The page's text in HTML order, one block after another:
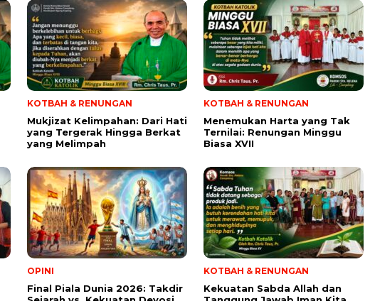
KOTBAH & RENUNGAN
Mukjizat Kelimpahan: Dari Hati
yang Tergerak Hingga Berkat
yang Melimpah
KOTBAH & RENUNGAN
Menemukan Harta yang Tak
Ternilai: Renungan Minggu
Biasa XVII
OPINI
Final Piala Dunia 2026: Takdir
KOTBAH & RENUNGAN
Kekuatan Sabda Allah dan